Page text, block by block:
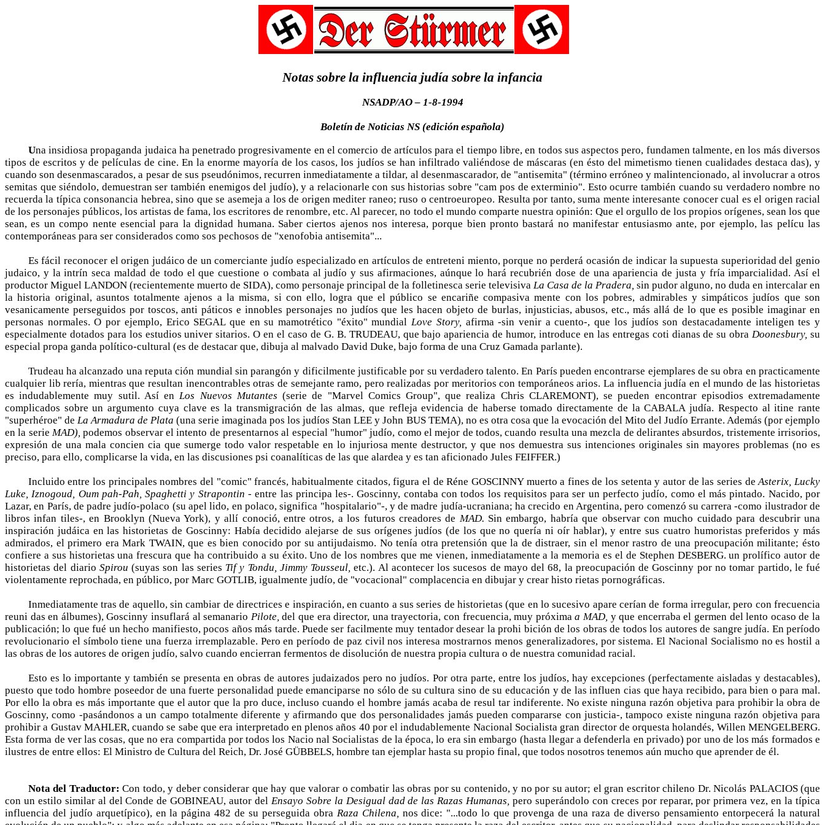
Notas sobre la influencia judía sobre la infancia
NSADP/AO – 1-8-1994
Boletín de Noticias NS (edición española)
Una insidiosa propaganda judaica ha penetrado pro­gresivamente en el comercio de artículos para el tiempo libre, en todos sus aspectos pero, fundamen­ talmente, en los más diversos
tipos de escritos y de películas de cine. En la enorme mayoría de los casos, los judíos se han infiltrado valiéndose de máscaras (en ésto del mimetismo tienen cualidades destaca­ das), y
cuando son desenmascarados, a pesar de sus pseudónimos, recurren inmediatamente a tildar, al desenmascarador, de "antisemita" (término erróneo y malintencionado, al involucrar a otros
semitas que siéndolo, demuestran ser también enemigos del judío), y a relacionarle con sus historias sobre "cam­ pos de exterminio". Esto ocurre también cuando su verdadero nombre no
recuerda la típica consonancia hebrea, sino que se asemeja a los de origen mediter­ raneo; ruso o centroeuropeo. Resulta por tanto, suma­ mente interesante conocer cual es el origen racial
de los personajes públicos, los artistas de fama, los escritores de renombre, etc. Al parecer, no todo el mundo comparte nuestra opinión: Que el orgullo de los propios orígenes, sean los que
sean, es un compo­ nente esencial para la dignidad humana. Saber ciertos ajenos nos interesa, porque bien pronto bastará no manifestar entusiasmo ante, por ejemplo, las pelícu­ las
contemporáneas para ser considerados como sos­ pechosos de "xenofobia antisemita"...
Es fácil reconocer el origen judáico de un comer­ciante judío especializado en artículos de entreteni­ miento, porque no perderá ocasión de indicar la supuesta superioridad del genio
judaico, y la intrín­ seca maldad de todo el que cuestione o combata al judío y sus afirmaciones, aúnque lo hará recubrién­ dose de una apariencia de justa y fría imparcialidad. Así el
productor Miguel LANDON (recientemente muerto de SIDA), como personaje principal de la folletinesca serie televisiva La Casa de la Pradera, sin pudor alguno, no duda en intercalar en
la historia original, asuntos totalmente ajenos a la misma, si con ello, logra que el público se encariñe compasiva­ mente con los pobres, admirables y simpáticos judíos que son
vesanicamente perseguidos por toscos, anti­ páticos e innobles personajes no judíos que les hacen objeto de burlas, injusticias, abusos, etc., más allá de lo que es posible imaginar en
personas normales. O por ejemplo, Erico SEGAL que en su mamotrético "éxito" mundialLove Story, afirma -sin venir a cuento-, que los judíos son destacadamente inteligen­ tes y
especialmente dotados para los estudios univer­ sitarios. O en el caso de G. B. TRUDEAU, que bajo apariencia de humor, introduce en las entregas coti­ dianas de su obraDoonesbury,su
especial propa­ ganda político-cultural (es de destacar que, dibuja al malvado David Duke, bajo forma de una Cruz Gamada parlante).
Trudeau ha alcanzado una reputa­ ción mundial sin parangón y dificilmente justificable por su verdadero talento. En París pueden encontrarse ejemplares de su obra en practicamente
cualquier lib­ rería, mientras que resultan inencontrables otras de semejante ramo, pero realizadas por meritorios con­ temporáneos arios. La influencia judía en el mundo de las historietas
es indudablemente muy sutil. Así enLos Nuevos Mutantes(serie de "Marvel Comics Group", que realiza Chris CLAREMONT), se pueden encontrar episodios extremadamente
complicados sobre un argumento cuya clave es la transmigración de las almas, que refleja evidencia de haberse tomado directamente de la CABALA judía. Respecto al itine­ rante
"superhéroe" deLa Armadura de Plata(una serie imaginada pos los judíos Stan LEE y John BUS­ TEMA), no es otra cosa que la evocación del Mito del Judío Errante. Además (por ejemplo
en la serie MAD),podemos observar el intento de presentarnos al especial "humor" judío, como el mejor de todos, cuando resulta una mezcla de delirantes absurdos, tristemente irrisorios,
expresión de una mala concien­ cia que sumerge todo valor respetable en lo injuriosa­ mente destructor, y que nos demuestra sus intencio­nes originales sin mayores problemas (no es
preciso, para ello, complicarse la vida, en las discusiones psi­ coanalíticas de las que alardea y es tan aficionado Jules FEIFFER.)
Incluido entre los principales nombres del "comic" francés, habitualmente citados, figura el de Réne GOSCINNY muerto a fines de los setenta y autor de las series deAsterix, Lucky
Luke, Iznogoud, Oum­ pah-Pah, Spaghetti y Strapontin -entre las principa­ les-. Goscinny, contaba con todos los requisitos para ser un perfecto judío, como el más pintado. Nacido, por
Lazar, en París, de padre judío-polaco (su apel­ lido, en polaco, significa "hospitalario"-, y de madre judía-ucraniana; ha crecido en Argentina, pero comenzó su carrera -como ilustrador de
libros infan­ tiles-, en Brooklyn (Nueva York), y allí conoció, entre otros, a los futuros creadores de MAD. Sin em­bargo, habría que observar con mucho cuidado para descubrir una
inspiración judáica en las historietas de Goscinny: Había decidido alejarse de sus orígenes judíos (de los que no quería ni oír hablar), y entre sus cuatro humoristas preferidos y más
admirados, el pri­mero era Mark TWAIN, que es bien conocido por su antijudaismo. No tenía otra pretensión que la de distraer, sin el menor rastro de una preocupación militante; ésto
confiere a sus historietas una frescura que ha contribuido a su éxito. Uno de los nombres que me vienen, inmediatamente a la memoria es el de Stephen DESBERG. un prolífico autor de
historietas del diario Spirou(suyas son las series Tif y Tondu, Jimmy Tousseul,etc.). Al acontecer los sucesos de mayo del 68, la preocupación de Goscinny por no tomar partido, le fué
violentamente reprochada, en público, por Marc GOTLIB, igualmente judío, de "vocacional" complacencia en dibujar y crear histo­ rietas pornográficas.
Inmediatamente tras de aquello, sin cambiar de directrices e inspiración, en cuanto a sus series de historietas (que en lo sucesivo apare­ cerían de forma irregular, pero con frecuencia
reuni­ das en álbumes), Goscinny insuflará al semanario Pilote,del que era director, una trayectoria, con frecuencia, muy próximaa MAD, y que encerraba el germen del lento ocaso de la
publicación; lo que fué un hecho manifiesto, pocos años más tarde. Puede ser facilmente muy tentador desear la prohi­ bición de los obras de todos los autores de sangre judía. En período
revolucionario el símbolo tiene una fuerza irremplazable. Pero en período de paz civil nos interesa mostrarnos menos generalizadores, por sistema. El Nacional Socialismo no es hostil a
las obras de los autores de origen judío, salvo cuando encierran fermentos de disolución de nuestra propia cultura o de nuestra comunidad racial.
Esto es lo importante y también se presenta en obras de autores judaizados pero no judíos. Por otra parte, entre los judíos, hay excepciones (perfectamente aisladas y destacables),
puesto que todo hombre poseedor de una fuerte personalidad puede emanciparse no sólo de su cultura sino de su educación y de las influen­ cias que haya recibido, para bien o para mal.
Por ello la obra es más importante que el autor que la pro­ duce, incluso cuando el hombre jamás acaba de resul­ tar indiferente. No existe ninguna razón objetiva para prohibir la obra de
Goscinny, como -pasándonos a un campo totalmente diferente y afirmando que dos personalidades jamás pueden compararse con justicia-, tampoco existe ninguna razón objetiva para
prohibir a Gustav MAHLER, cuando se sabe que era interpretado en plenos años 40 por el indudablemente Nacional Socialista gran director de orquesta holandés, Willen MENGELBERG.
Esta forma de ver las cosas, que no era compartida por todos los Nacio­ nal Socialistas de la época, lo era sin embargo (hasta llegar a defenderla en privado) por uno de los más formados e
ilustres de entre ellos: El Ministro de Cultura del Reich, Dr. José GÜBBELS, hombre tan ejemplar hasta su propio final, que todos nosotros tenemos aún mucho que aprender de él.
Nota del Traductor:Con todo, y deber considerar que hay que valorar o combatir las obras por su contenido, y no por su autor; el gran escritor chileno Dr. Nicolás PALACIOS (que
con un estilo similar al del Conde de GOBINEAU, autor del Ensayo Sobre la Desigual­ dad de las Razas Humanas,pero superándolo con creces por reparar, por primera vez, en la típica
influencia del judío arquetípico), en la página 482 de su perseguida obra Raza Chilena, nos dice: "...todo lo que provenga de una raza de diverso pensamiento entorpecerá la natural